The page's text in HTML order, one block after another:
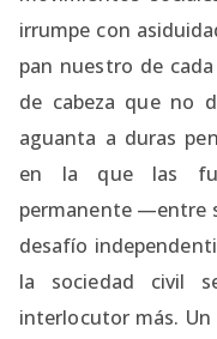
irrumpe con
pan nuestro de
de cabeza que no
aguanta a duras
en la que las
permanente —entre
desafío
la sociedad civil
interlocutor más.